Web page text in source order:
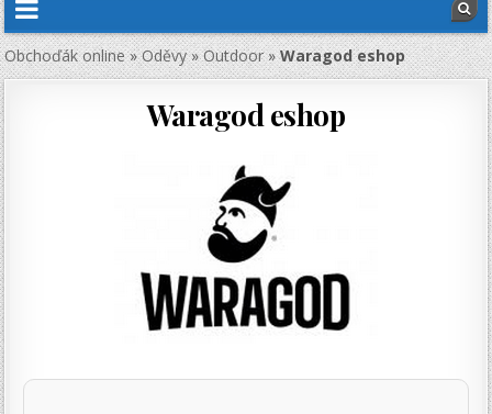
Obchoďák online»Oděvy»Outdoor»Waragod eshop
Waragod eshop